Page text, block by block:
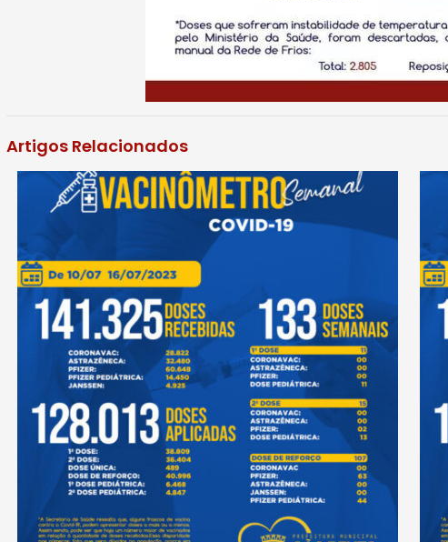
Artigos Relacionados